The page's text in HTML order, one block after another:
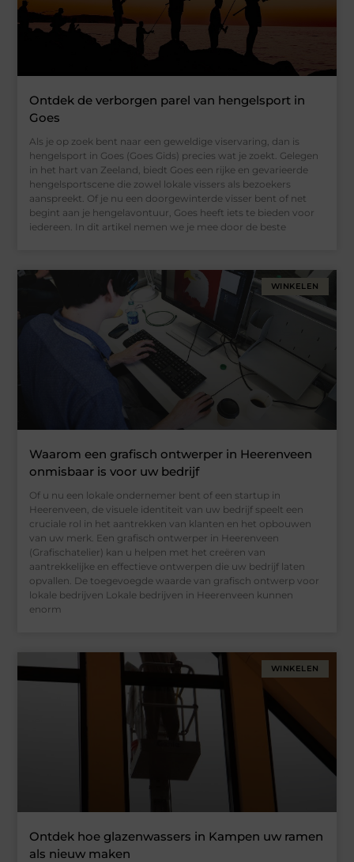
Ontdek de verborgen parel van hengelsport in
Goes
Als je op zoek bent naar een geweldige viservaring, dan is
hengelsport in Goes (Goes Gids) precies wat je zoekt. Gelegen
in het hart van Zeeland, biedt Goes een rijke en gevarieerde
hengelsportscene die zowel lokale vissers als bezoekers
aanspreekt. Of je nu een doorgewinterde visser bent of net
begint aan je hengelavontuur, Goes heeft iets te bieden voor
iedereen. In dit artikel nemen we je mee door de beste
WINKELEN
Waarom een grafisch ontwerper in Heerenveen
onmisbaar is voor uw bedrijf
Of u nu een lokale ondernemer bent of een startup in
Heerenveen, de visuele identiteit van uw bedrijf speelt een
cruciale rol in het aantrekken van klanten en het opbouwen
van uw merk. Een grafisch ontwerper in Heerenveen
(Grafischatelier) kan u helpen met het creëren van
aantrekkelijke en effectieve ontwerpen die uw bedrijf laten
opvallen. De toegevoegde waarde van grafisch ontwerp voor
lokale bedrijven Lokale bedrijven in Heerenveen kunnen
enorm
WINKELEN
Ontdek hoe glazenwassers in Kampen uw ramen
als nieuw maken